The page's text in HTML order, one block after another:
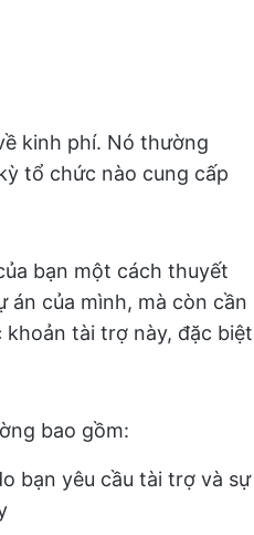
kinh phí. Nó thường
tổ chức nào cung cấp
bạn một cách thuyết
án của mình, mà còn cần
tài trợ này, đặc biệt
bao gồm:
bạn yêu cầu tài trợ và sự